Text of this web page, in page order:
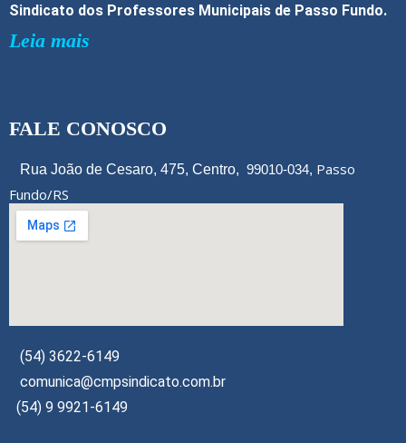
Sindicato dos Professores Municipais de Passo Fundo.
Leia mais
FALE CONOSCO
Rua João de Cesaro, 475, Centro, 99010-034, Passo
Fundo/RS
(54) 3622-6149
comunica@cmpsindicato.com.br
(54) 9 9921-6149